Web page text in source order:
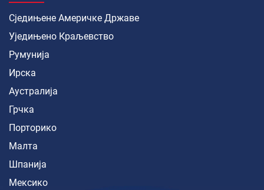
Сједињене Америчке Државе
Уједињено Краљевство
Румунија
Ирска
Аустралија
Грчка
Порторико
Малта
Шпанија
Мексико